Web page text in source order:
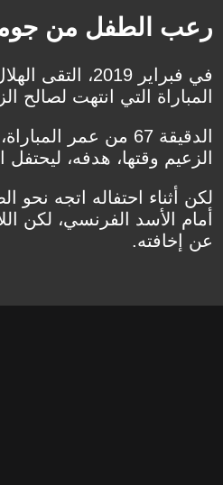
رعب الطفل من
في فبراير
المباراة التي انتهت لصالح
الدقيقة 67 من عمر
الزعيم وقتها، هدفه،
لكن أثناء احتفاله اتجه
أمام الأسد الفرنسي، لكن
عن إخافته.